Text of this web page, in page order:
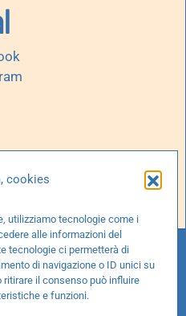
cookies
utilizziamo tecnologie come i
alle informazioni del
tecnologie ci permetterà di
di navigazione o ID unici su
il consenso può influire
e funzioni.